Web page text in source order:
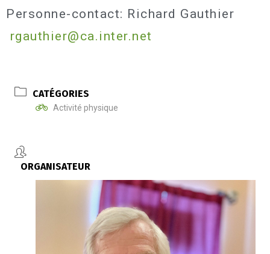
Personne-contact: Richard Gauthier
rgauthier@ca.inter.net
CATÉGORIES
Activité physique
ORGANISATEUR